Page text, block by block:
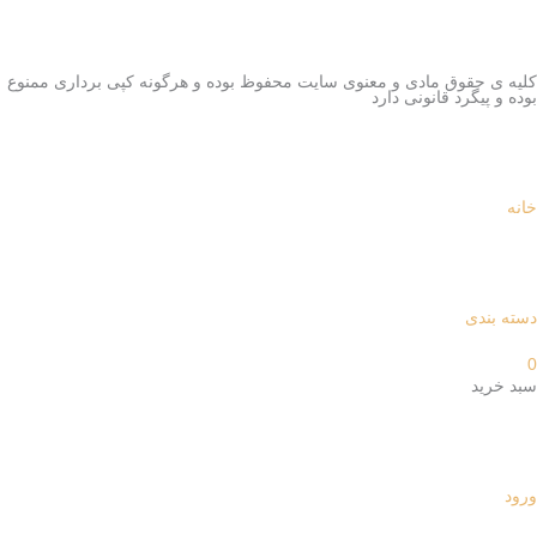
کلیه ی حقوق مادی و معنوی سایت محفوظ بوده و هرگونه کپی برداری ممنوع
بوده و پیگرد قانونی دارد
خانه
دسته بندی
0
سبد خرید
ورود